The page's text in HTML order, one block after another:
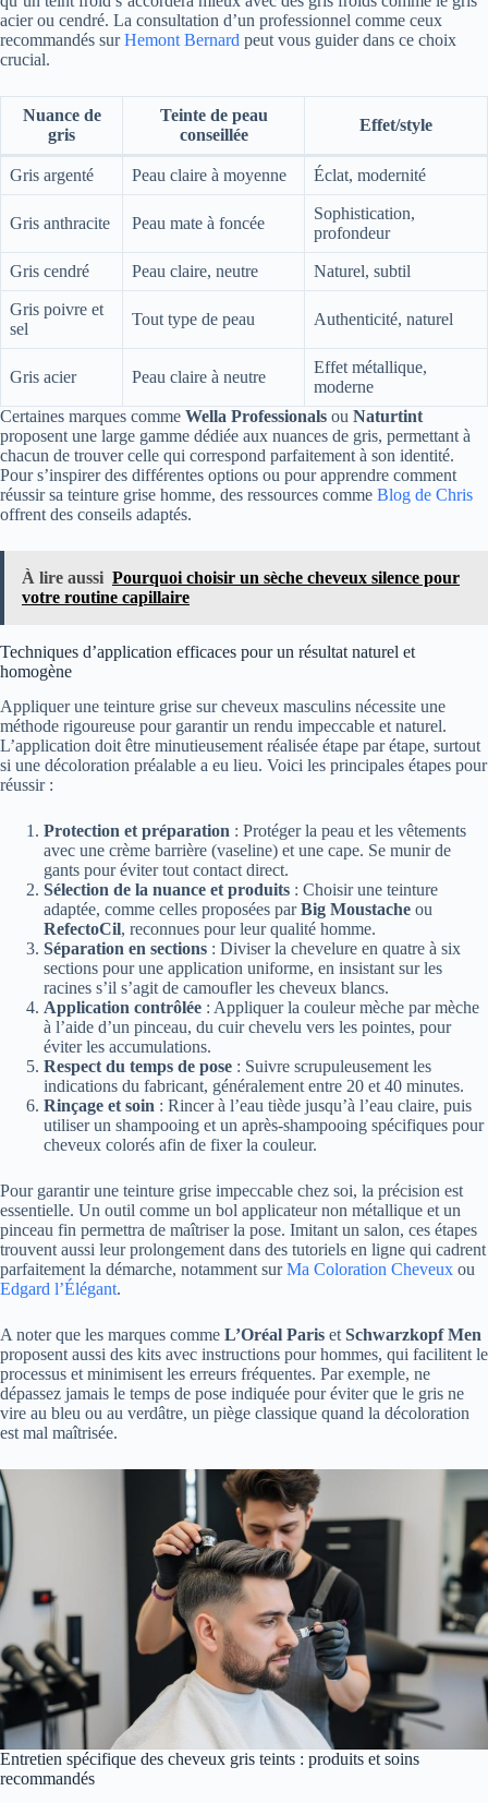
acier ou cendré. La consultation d’un professionnel comme ceux
recommandés surHemont Bernard peut vous guider dans ce choix
crucial.
Nuance de
gris
Teinte de peau
conseillée
Effet/style
Gris argenté Peau claire à moyenne Éclat, modernité
Gris anthracite Peau mate à foncée
Sophistication,
profondeur
Gris cendré Peau claire, neutre Naturel, subtil
Gris poivre et
sel
Tout type de peau Authenticité, naturel
Gris acier Peau claire à neutre
Effet métallique,
moderne
Certaines marques comme Wella Professionals ou Naturtint
proposent une large gamme dédiée aux nuances de gris, permettant à
chacun de trouver celle qui correspond parfaitement à son identité.
Pour s’inspirer des différentes options ou pour apprendre comment
réussir sa teinture grise homme, des ressources comme Blog de Chris
offrent des conseils adaptés.
À lire aussi Pourquoi choisir un sèche cheveux silence pour
votre routine capillaire
Techniques d’application efficaces pour un résultat naturel et
homogène
Appliquer une teinture grise sur cheveux masculins nécessite une
méthode rigoureuse pour garantir un rendu impeccable et naturel.
L’application doit être minutieusement réalisée étape par étape, surtout
si une décoloration préalable a eu lieu. Voici les principales étapes pour
réussir :
Protection et préparation : Protéger la peau et les vêtements
avec une crème barrière (vaseline) et une cape. Se munir de
gants pour éviter tout contact direct.
Sélection de la nuance et produits : Choisir une teinture
adaptée, comme celles proposées parBig Moustache ou
RefectoCil, reconnues pour leur qualité homme.
Séparation en sections : Diviser la chevelure en quatre à six
sections pour une application uniforme, en insistant sur les
racines s’il s’agit de camoufler les cheveux blancs.
Application contrôlée : Appliquer la couleur mèche par mèche
à l’aide d’un pinceau, du cuir chevelu vers les pointes, pour
éviter les accumulations.
Respect du temps de pose : Suivre scrupuleusement les
indications du fabricant, généralement entre 20 et 40 minutes.
Rinçage et soin : Rincer à l’eau tiède jusqu’à l’eau claire, puis
utiliser un shampooing et un après-shampooing spécifiques pour
cheveux colorés afin de fixer la couleur.
Pour garantir une teinture grise impeccable chez soi, la précision est
essentielle. Un outil comme un bol applicateur non métallique et un
pinceau fin permettra de maîtriser la pose. Imitant un salon, ces étapes
trouvent aussi leur prolongement dans des tutoriels en ligne qui cadrent
parfaitement la démarche, notamment surMa Coloration Cheveux ou
Edgard l’Élégant.
A noter que les marques comme L’Oréal Paris etSchwarzkopf Men
proposent aussi des kits avec instructions pour hommes, qui facilitent le
processus et minimisent les erreurs fréquentes. Par exemple, ne
dépassez jamais le temps de pose indiquée pour éviter que le gris ne
vire au bleu ou au verdâtre, un piège classique quand la décoloration
est mal maîtrisée.
Entretien spécifique des cheveux gris teints : produits et soins
recommandés